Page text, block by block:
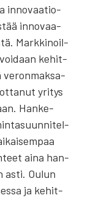
inno­vaa­tio­
inno­vaa­
Mark­ki­noil­
kehit­
veron­mak­sa­
yri­tys
Han­ke­
aina han­
asti. Oulun
ja kehit­